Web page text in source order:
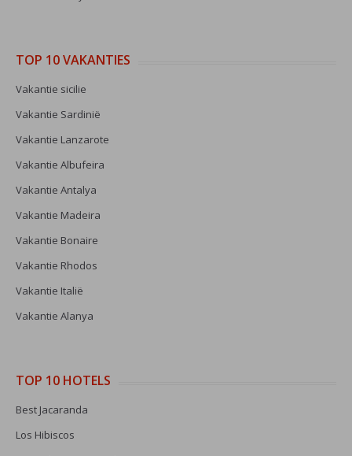
TOP 10 VAKANTIES
Vakantie sicilie
Vakantie Sardinië
Vakantie Lanzarote
Vakantie Albufeira
Vakantie Antalya
Vakantie Madeira
Vakantie Bonaire
Vakantie Rhodos
Vakantie Italië
Vakantie Alanya
TOP 10 HOTELS
Best Jacaranda
Los Hibiscos